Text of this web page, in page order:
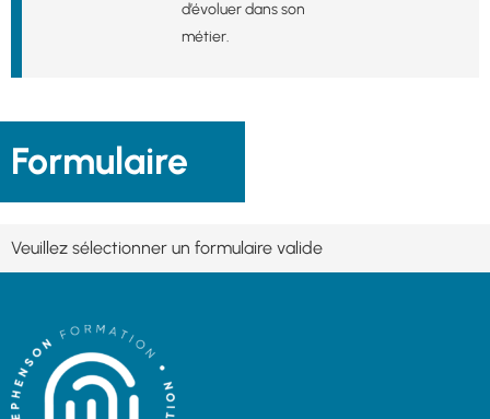
d’évoluer dans son
métier.
Formulaire
Veuillez sélectionner un formulaire valide